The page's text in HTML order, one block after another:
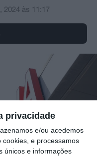
privacidade
e/ou acedemos
e processamos
únicos e informações
2024 às 11:17